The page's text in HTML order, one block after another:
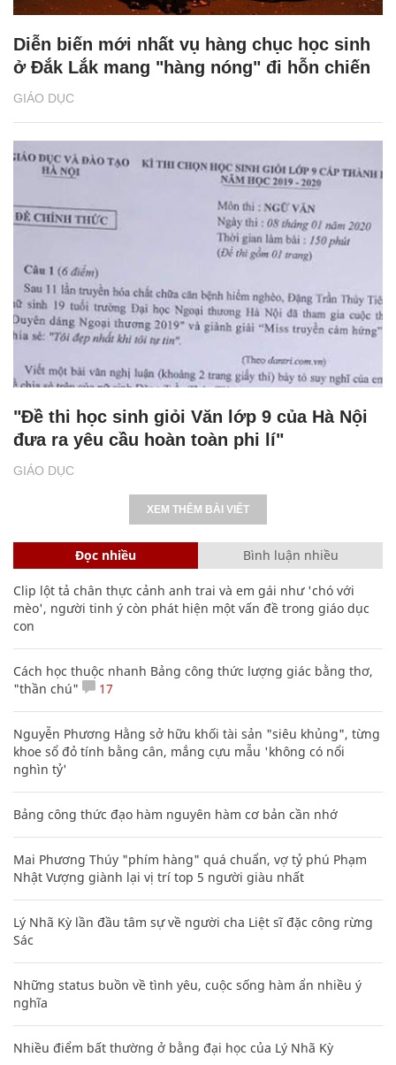
GIÁO DỤC
Diễn biến mới nhất vụ hàng chục học sinh
ở Đắk Lắk mang "hàng nóng" đi hỗn chiến
GIÁO DỤC
"Đề thi học sinh giỏi Văn lớp 9 của Hà Nội
đưa ra yêu cầu hoàn toàn phi lí"
XEM THÊM BÀI VIẾT
Đọc nhiều Bình luận nhiều
Clip lột tả chân thực cảnh anh trai và em gái như 'chó với
mèo', người tinh ý còn phát hiện một vấn đề trong giáo dục
con
Cách học thuộc nhanh Bảng công thức lượng giác bằng thơ,
"thần chú"
17
Nguyễn Phương Hằng sở hữu khối tài sản "siêu khủng", từng
khoe sổ đỏ tính bằng cân, mắng cựu mẫu 'không có nổi
nghìn tỷ'
Bảng công thức đạo hàm nguyên hàm cơ bản cần nhớ
Mai Phương Thúy "phím hàng" quá chuẩn, vợ tỷ phú Phạm
Nhật Vượng giành lại vị trí top 5 người giàu nhất
Lý Nhã Kỳ lần đầu tâm sự về người cha Liệt sĩ đặc công rừng
Sác
Những status buồn về tình yêu, cuộc sống hàm ẩn nhiều ý
nghĩa
Nhiều điểm bất thường ở bằng đại học của Lý Nhã Kỳ